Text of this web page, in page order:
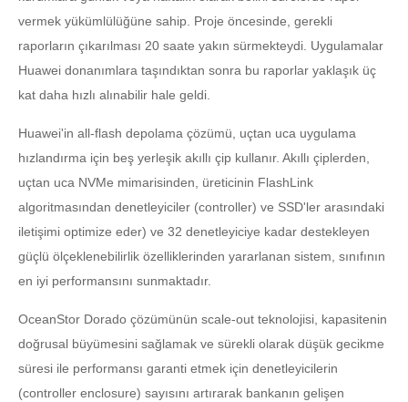
vermek yükümlülüğüne sahip. Proje öncesinde, gerekli
raporların çıkarılması 20 saate yakın sürmekteydi. Uygulamalar
Huawei donanımlara taşındıktan sonra bu raporlar yaklaşık üç
kat daha hızlı alınabilir hale geldi.
Huawei'in all-flash depolama çözümü, uçtan uca uygulama
hızlandırma için beş yerleşik akıllı çip kullanır. Akıllı çiplerden,
uçtan uca NVMe mimarisinden, üreticinin FlashLink
algoritmasından denetleyiciler (controller) ve SSD'ler arasındaki
iletişimi optimize eder) ve 32 denetleyiciye kadar destekleyen
güçlü ölçeklenebilirlik özelliklerinden yararlanan sistem, sınıfının
en iyi performansını sunmaktadır.
OceanStor Dorado çözümünün scale-out teknolojisi, kapasitenin
doğrusal büyümesini sağlamak ve sürekli olarak düşük gecikme
süresi ile performansı garanti etmek için denetleyicilerin
(controller enclosure) sayısını artırarak bankanın gelişen